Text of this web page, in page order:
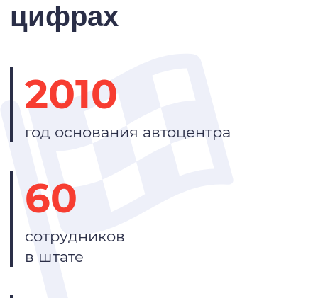
цифрах
2010
год основания автоцентра
60
сотрудников
в штате